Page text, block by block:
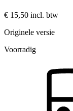
€ 15,50 incl. btw
Originele versie
Voorradig